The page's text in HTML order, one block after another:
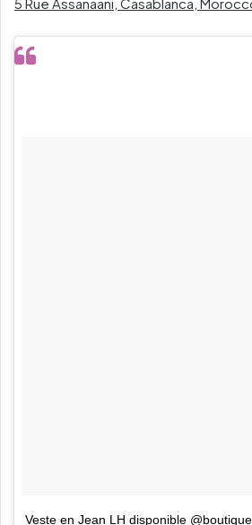
Veste en Jean LH disponible